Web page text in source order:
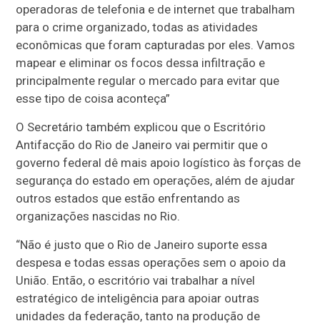
operadoras de telefonia e de internet que trabalham
para o crime organizado, todas as atividades
econômicas que foram capturadas por eles. Vamos
mapear e eliminar os focos dessa infiltração e
principalmente regular o mercado para evitar que
esse tipo de coisa aconteça”
O Secretário também explicou que o Escritório
Antifacção do Rio de Janeiro vai permitir que o
governo federal dê mais apoio logístico às forças de
segurança do estado em operações, além de ajudar
outros estados que estão enfrentando as
organizações nascidas no Rio.
“Não é justo que o Rio de Janeiro suporte essa
despesa e todas essas operações sem o apoio da
União. Então, o escritório vai trabalhar a nível
estratégico de inteligência para apoiar outras
unidades da federação, tanto na produção de